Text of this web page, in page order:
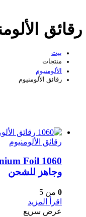
رقائق
بيت
منتجات
الألومنيوم
رقائق الألومنيوم
رقائق الألومنيوم
وجاهز للشحن
0 من 5
اقرأ المزيد
عرض سريع